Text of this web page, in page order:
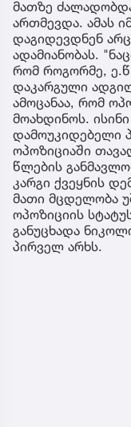
მათზე
ართმევდა. ამას
დაგიდევდნენ
ადამიანობას.
რომ როგორმე,
დაკარგული
ამოცანაა, რომ
მოახდინოს.
დამოუკიდებელი
ოპოზიციაში
წლების
კარგი ქვეყნის
მათი მცდელობა
ოპოზიციის
განუცხადა
პირველ არხს.